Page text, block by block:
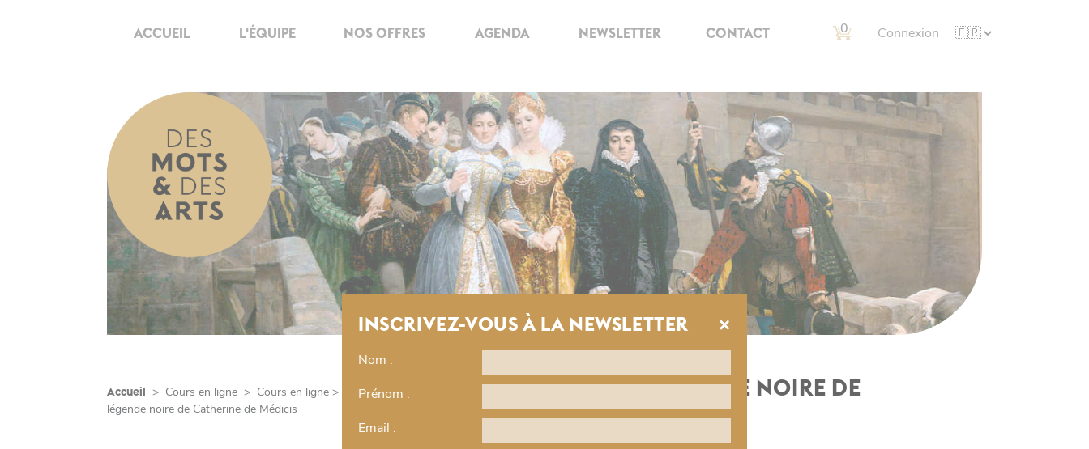
ACCUEIL L'ÉQUIPE NOS OFFRES AGENDA NEWSLETTER CONTACT 0 Connexion
Accueil > Cours en ligne > Cours en ligne > La
légende noire de Catherine de Médicis
COURS EN LIGNE > LA LÉGENDE NOIRE DE
CATHERINE DE MÉDICIS
Cycle > Les grandes femmes d'influence
INSCRIVEZ-VOUS À LA NEWSLETTER ×
Nom :
Prénom :
Email :